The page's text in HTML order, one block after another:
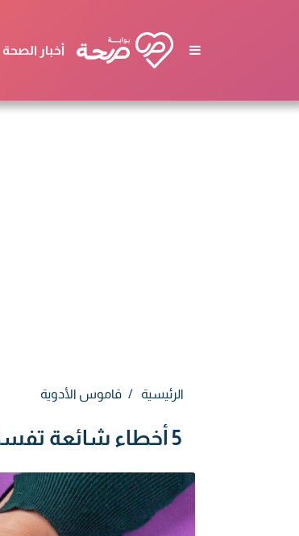
أخبار الصحة
الرئيسية قاموس الأدوية
5 أخطاء شائعة تفسد مفعول أدوية التخسيس